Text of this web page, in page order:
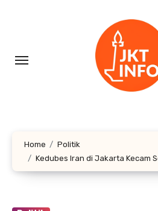
Home
Politik
Kedubes Iran di Jakarta Kecam